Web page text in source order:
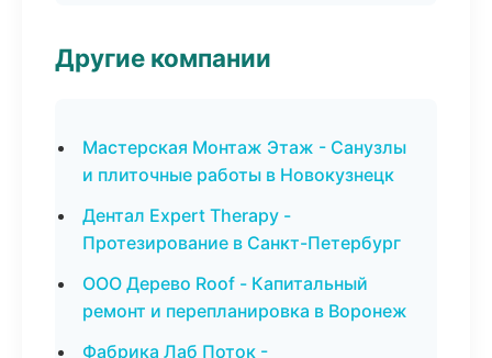
Другие компании
Мастерская Монтаж Этаж - Санузлы
и плиточные работы в Новокузнецк
Дентал Expert Therapy -
Протезирование в Санкт-Петербург
ООО Дерево Roof - Капитальный
ремонт и перепланировка в Воронеж
Фабрика Лаб Поток -